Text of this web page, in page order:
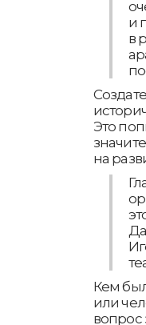
и
в
Это
на
Кем
или
вопрос